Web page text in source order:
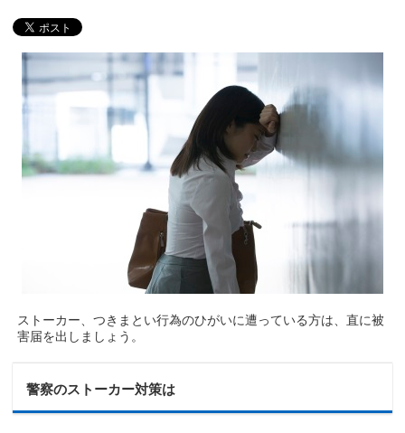
ストーカー、つきまとい行為のひがいに遭っている方は、直に被
害届を出しましょう。
警察のストーカー対策は